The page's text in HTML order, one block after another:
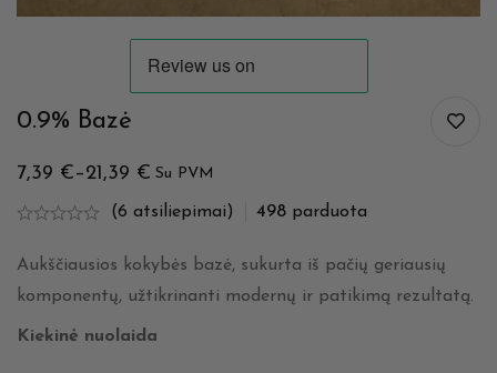
0.9% Bazė
7,39 €–21,39 € Su PVM
(6 atsiliepimai) 498 parduota
Aukščiausios kokybės bazė, sukurta iš pačių geriausių
komponentų, užtikrinanti modernų ir patikimą rezultatą.
Kiekinė nuolaida